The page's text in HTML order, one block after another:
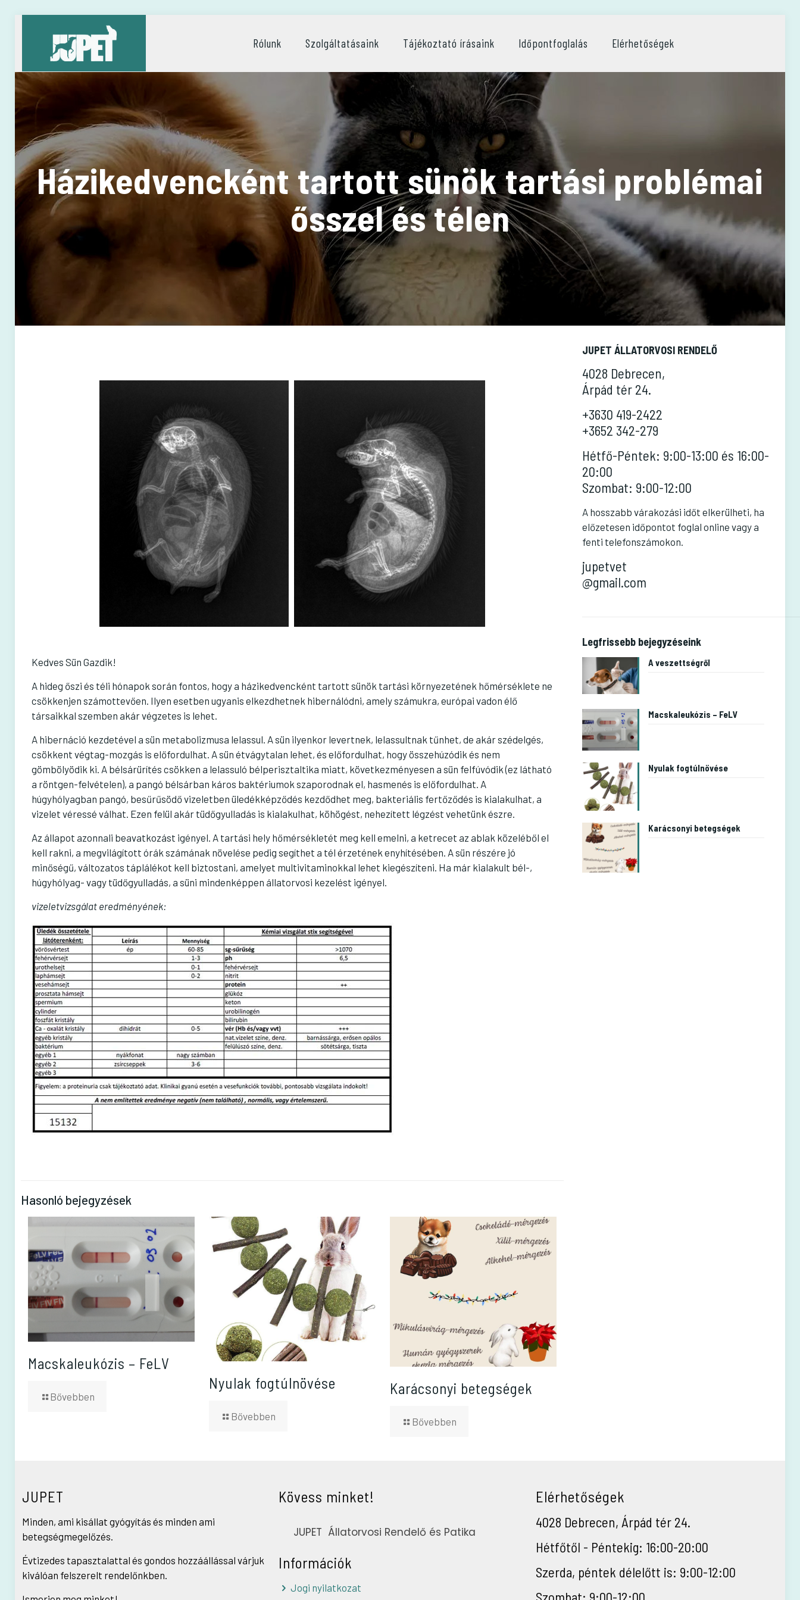
Rólunk Szolgáltatásaink Tájékoztató írásaink Időpontfoglalás Elérhetőségek
Házikedvencként tartott sünök tartási problémai
ősszel és télen
Kedves Sün Gazdik!
A hideg őszi és téli hónapok során fontos, hogy a házikedvencként tartott sünök tartási környezetének hőmérséklete ne
csökkenjen számottevően. Ilyen esetben ugyanis elkezdhetnek hibernálódni, amely számukra, európai vadon élő
társaikkal szemben akár végzetes is lehet.
A hibernáció kezdetével a sün metabolizmusa lelassul. A sün ilyenkor levertnek, lelassultnak tűnhet, de akár szédelgés,
csökkent végtag-mozgás is előfordulhat. A sün étvágytalan lehet, és előfordulhat, hogy összehúzódik és nem
gömbölyödik ki. A bélsárürítés csökken a lelassuló bélperisztaltika miatt, következményesen a sün felfúvódik (ez látható
a röntgen-felvételen), a pangó bélsárban káros baktériumok szaporodnak el, hasmenés is előfordulhat. A
húgyhólyagban pangó, besűrűsödő vizeletben üledékképződés kezdődhet meg, bakteriális fertőződés is kialakulhat, a
vizelet véressé válhat. Ezen felül akár tüdőgyulladás is kialakulhat, köhögést, nehezített légzést vehetünk észre.
Az állapot azonnali beavatkozást igényel. A tartási hely hőmérsékletét meg kell emelni, a ketrecet az ablak közeléből el
kell rakni, a megvilágított órák számának növelése pedig segíthet a tél érzetének enyhítésében. A sün részére jó
minőségű, változatos táplálékot kell biztostani, amelyet multivitaminokkal lehet kiegészíteni. Ha már kialakult bél-,
húgyhólyag- vagy tüdőgyulladás, a süni mindenképpen állatorvosi kezelést igényel.
vizeletvizsgálat eredményének:
Hasonló bejegyzések
Macskaleukózis – FeLV
Bővebben
Nyulak fogtúlnövése
Bővebben
Karácsonyi betegségek
Bővebben
JUPET ÁLLATORVOSI RENDELŐ
4028 Debrecen,
Árpád tér 24.
+3630 419-2422
+3652 342-279
Hétfő-Péntek: 9:00-13:00 és 16:00-
20:00
Szombat: 9:00-12:00
A hosszabb várakozási időt elkerülheti, ha
előzetesen időpontot foglal online vagy a
fenti telefonszámokon.
jupetvet
@gmail.com
Legfrissebb bejegyzéseink
A veszettségről
Macskaleukózis – FeLV
Nyulak fogtúlnövése
Karácsonyi betegségek
JUPET
Minden, ami kisállat gyógyítás és minden ami
betegségmegelőzés.
Évtizedes tapasztalattal és gondos hozzáállással várjuk
kiválóan felszerelt rendelőnkben.
Kövess minket!
JUPET Állatorvosi Rendelő és Patika
Információk
Jogi nyilatkozat
Elérhetőségek
4028 Debrecen, Árpád tér 24.
Hétfőtől - Péntekig: 16:00-20:00
Szerda, péntek délelőtt is: 9:00-12:00